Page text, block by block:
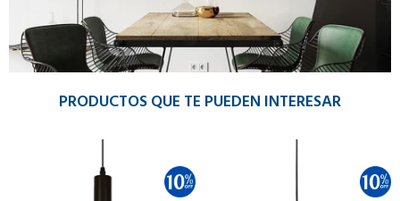
PRODUCTOS QUE TE PUEDEN INTERESAR